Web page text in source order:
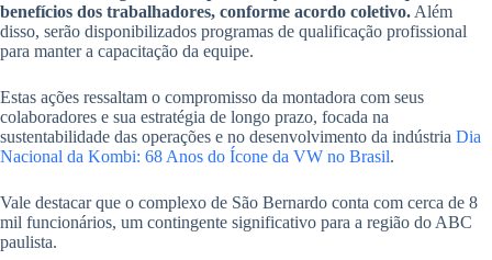
benefícios dos trabalhadores, conforme acordo coletivo. Além
disso, serão disponibilizados programas de qualificação profissional
para manter a capacitação da equipe.
Estas ações ressaltam o compromisso da montadora com seus
colaboradores e sua estratégia de longo prazo, focada na
sustentabilidade das operações e no desenvolvimento da indústria Dia
Nacional da Kombi: 68 Anos do Ícone da VW no Brasil.
Vale destacar que o complexo de São Bernardo conta com cerca de 8
mil funcionários, um contingente significativo para a região do ABC
paulista.